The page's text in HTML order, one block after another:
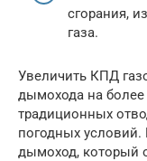
сгорания,
газа.
Увеличить КПД
дымохода на
традиционных
погодных
дымоход, который